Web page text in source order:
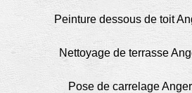
Peinture dessous de toit
Nettoyage de terrasse
Pose de carrelage